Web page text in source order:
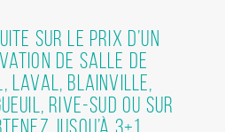
sur le prix d’un
de salle de
Laval, Blainville,
Rive-Sud ou sur
jusqu’à 3+1